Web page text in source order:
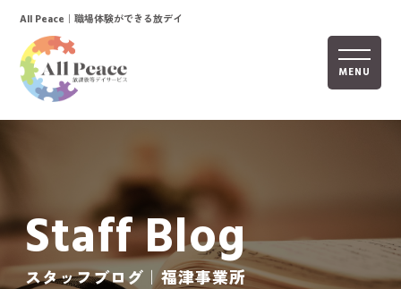
MENU
ホーム
活動内容
ご利用までの流れ
All Peace ｜職場体験ができる放デイ
Staff Blog
スタッフブログ｜福津事業所